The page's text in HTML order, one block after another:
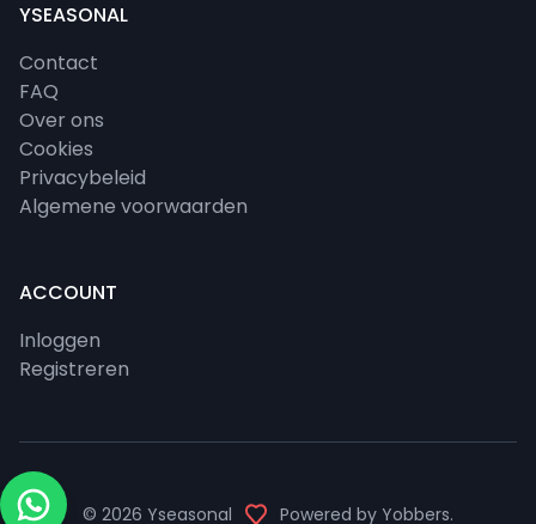
YSEASONAL
Contact
FAQ
Over ons
Cookies
Privacybeleid
Algemene voorwaarden
ACCOUNT
Inloggen
Registreren
© 2026 Yseasonal Powered by Yobbers.